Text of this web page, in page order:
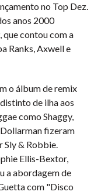
no Top Dez.
anos 2000
contou com a
Ranks, Axwell e
o álbum de remix
de ilha aos
como Shaggy,
fizeram
Sly & Robbie.
Ellis-Bextor,
a abordagem de
com "Disco